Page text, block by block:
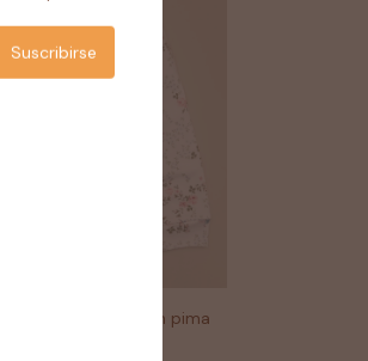
bebé algodón pima
Suscribirse